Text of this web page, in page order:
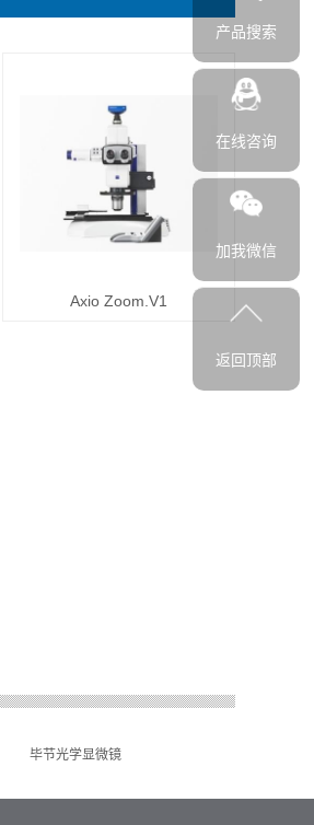
Axio Zoom.V1
毕节光学显微镜
产品搜索
在线咨询
加我微信
返回顶部